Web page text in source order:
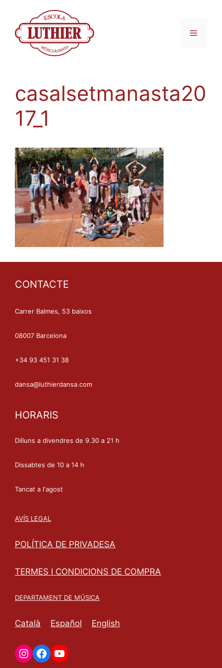
casalsetmanasta20
17_1
CONTACTE
Carrer Balmes, 53 baixos
08007 Barcelona
+34 93 451 31 38
dansa@luthierdansa.com
HORARIS
Dilluns a divendres de 9.30 a 21 h
Dissabtes de 10 a 14 h
Tancat a l'agost
AVÍS LEGAL
POLÍTICA DE PRIVADESA
TERMES I CONDICIONS DE COMPRA
DEPARTAMENT DE MÚSICA
Català Español English